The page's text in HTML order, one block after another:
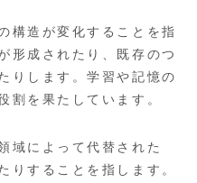
構造が変化することを指
形成されたり、既存のつ
りします。学習や記憶の
割を果たしています。
域によって代替された
りすることを指します。